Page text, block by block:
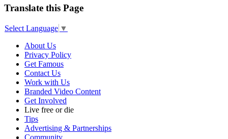
Translate this Page
Select Language ▼
About Us
Privacy Policy
Get Famous
Contact Us
Work with Us
Branded Video Content
Get Involved
Live free or die
Tips
Advertising & Partnerships
Community